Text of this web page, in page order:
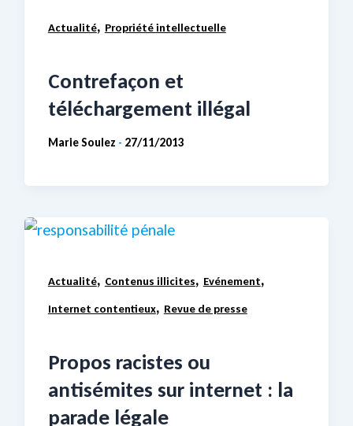
Actualité, Propriété intellectuelle
Contrefaçon et
téléchargement illégal
Marie Soulez - 27/11/2013
Actualité, Contenus illicites, Evénement,
Internet contentieux, Revue de presse
Propos racistes ou
antisémites sur internet : la
parade légale